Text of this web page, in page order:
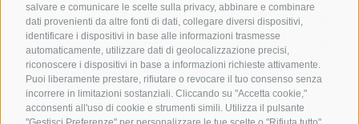
salvare e comunicare le scelte sulla privacy, abbinare e combinare
dati provenienti da altre fonti di dati, collegare diversi dispositivi,
identificare i dispositivi in base alle informazioni trasmesse
automaticamente, utilizzare dati di geolocalizzazione precisi,
riconoscere i dispositivi in base a informazioni richieste attivamente.
Puoi liberamente prestare, rifiutare o revocare il tuo consenso senza
incorrere in limitazioni sostanziali. Cliccando su "Accetta cookie,"
acconsenti all'uso di cookie e strumenti simili. Utilizza il pulsante
Intorno al bene più di spicco del patrimonio dell'UNESCO delle
Dolomiti si trova un mondo alpino senza pari. Le sue dimensioni
ridotte e la ricchezza del territorio, la vicinanza ai piccoli paesi, la
maestosa cornice naturale e la gente radicata sul territorio con le
loro suggestive storie di montagna fanno di questa regione
un’esperienza alpina straordinaria per tutti coloro, il cui cuore
batte forte per la montagna.